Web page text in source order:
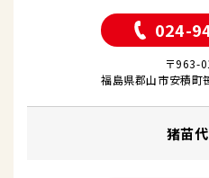
024-
〒963-
福島県郡山市安積町
猪苗